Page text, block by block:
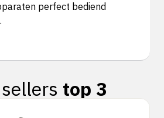
perfect bediend
top 3